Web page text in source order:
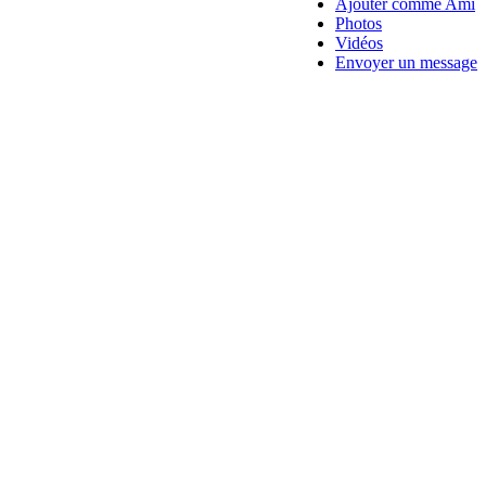
Ajouter comme Ami
Photos
Vidéos
Envoyer un message